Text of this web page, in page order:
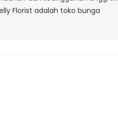
Florist adalah toko bunga